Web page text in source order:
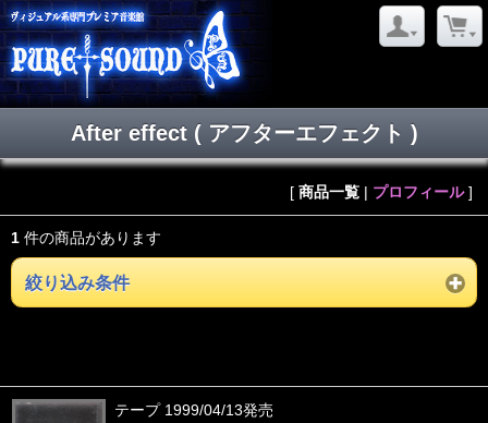
After effect ( アフターエフェクト )
[ 商品一覧 | プロフィール]
1 件の商品があります
絞り込み条件
テープ 1999/04/13発売